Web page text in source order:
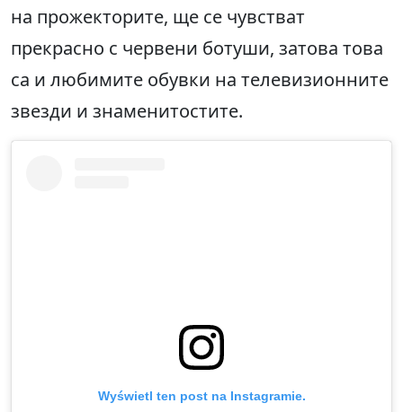
на прожекторите, ще се чувстват
прекрасно с червени ботуши, затова това
са и любимите обувки на телевизионните
звезди и знаменитостите.
Wyświetl ten post na Instagramie.